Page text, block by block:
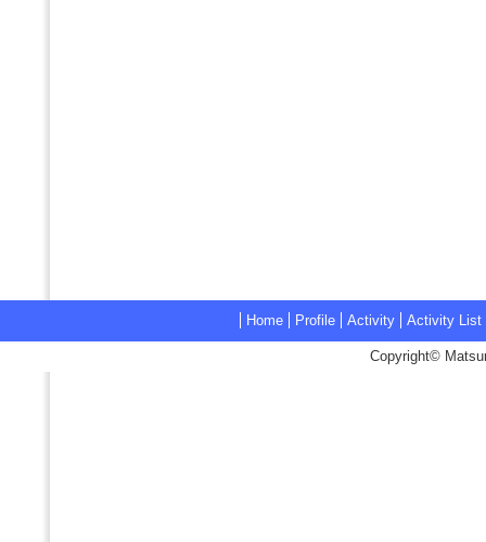
Home Profile Activity Activity List
Copyright©